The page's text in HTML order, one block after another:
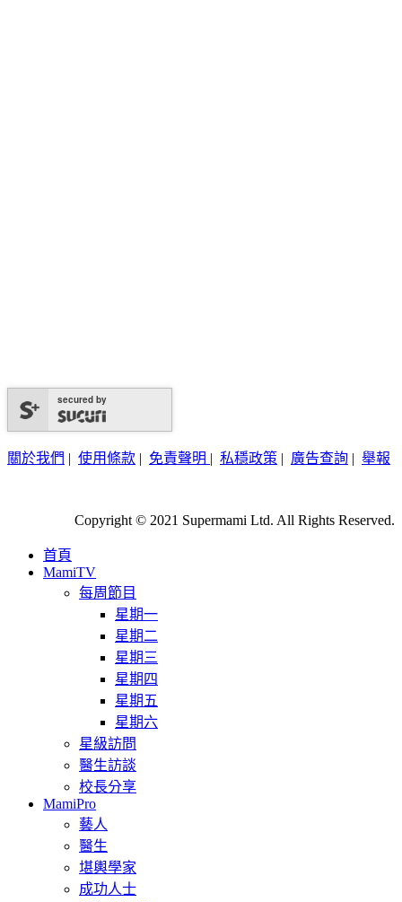
secured by
關於我們 | 使用條款 | 免責聲明 | 私穩政策 | 廣告查詢 | 舉報
Copyright © 2021 Supermami Ltd. All Rights Reserved.
首頁
MamiTV
每周節目
星期一
星期二
星期三
星期四
星期五
星期六
星級訪問
醫生訪談
校長分享
MamiPro
藝人
醫生
堪輿學家
成功人士